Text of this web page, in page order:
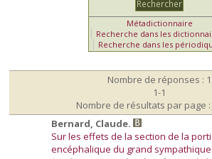
Métadictionnaire
Recherche dans les
Recherche dans les
Nombre de réponses : 1
1-1
Nombre de résultats par page :
Bernard, Claude.
Sur les effets de la section de la
encéphalique du grand sympathique